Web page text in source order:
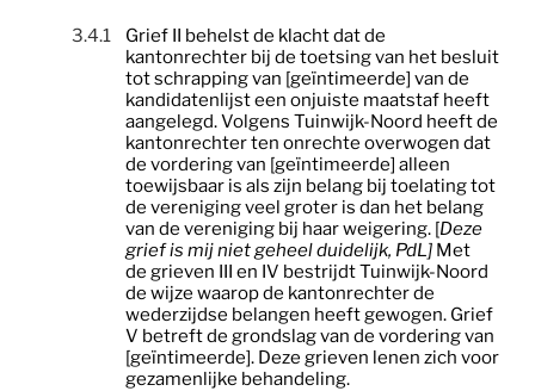
3.4.1 Grief II behelst de klacht dat de
kantonrechter bij de toetsing van het besluit
tot schrapping van [geïntimeerde] van de
kandidatenlijst een onjuiste maatstaf heeft
aangelegd. Volgens Tuinwijk-Noord heeft de
kantonrechter ten onrechte overwogen dat
de vordering van [geïntimeerde] alleen
toewijsbaar is als zijn belang bij toelating tot
de verenigingveel groter is dan het belang
van de vereniging bij haar weigering. [Deze
grief is mij niet geheel duidelijk, PdL] Met
de grieven III en IV bestrijdt Tuinwijk-Noord
de wijze waarop de kantonrechter de
wederzijdse belangen heeft gewogen. Grief
V betreft de grondslag van de vordering van
[geïntimeerde]. Deze grieven lenen zich voor
gezamenlijke behandeling.